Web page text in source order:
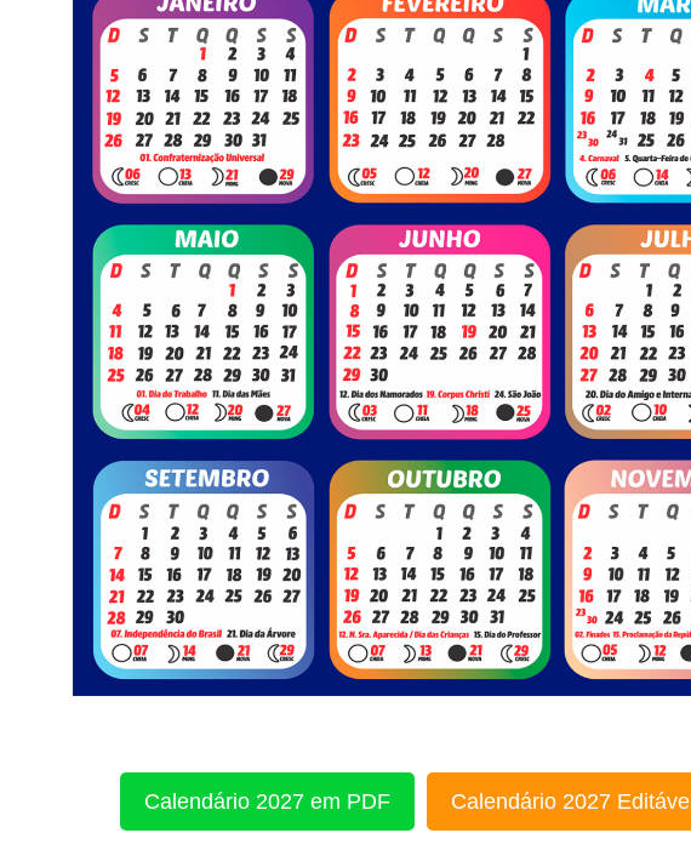
Calendário 2027 em PDF Calendário 2027 Editável